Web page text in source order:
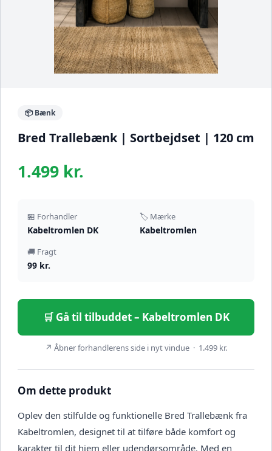
📦 Bænk
Bred Trallebænk | Sortbejdset | 120 cm
1.499 kr.
🏪 Forhandler
Kabeltromlen DK
🏷️ Mærke
Kabeltromlen
🚚 Fragt
99 kr.
🛒 Gå til tilbuddet – Kabeltromlen DK
↗ Åbner forhandlerens side i nyt vindue · 1.499 kr.
Om dette produkt
Oplev den stilfulde og funktionelle Bred Trallebænk fra
Kabeltromlen, designet til at tilføre både komfort og
karakter til dit hjem eller udendørsområde. Med en